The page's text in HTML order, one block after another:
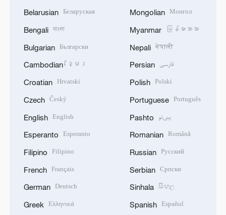
Belarusian Беларуская
Bengali বাংলা
Bulgarian Български
Cambodian ខ្មែរ
Croatian Hrvatski
Czech Český
English English
Esperanto Esperanto
Filipino Filipino
French Français
German Deutsch
Greek Ελληνικά
Mongolian Монгол
Myanmar မြန်မာဘာသာ
Nepali नेपाली
Persian فارسی
Polish Polski
Portuguese Português
Pashto پښتو
Romanian Română
Russian Русский
Serbian Српски
Sinhala සිංහල
Spanish Español